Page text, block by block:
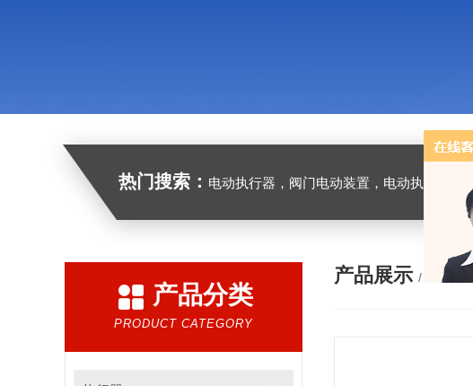
热门搜索： 电动执行器，阀门电动装置，电动执行机构，阀门驱动装置，电动头，角行程
产品分类
PRODUCT CATEGORY
产品展示 /